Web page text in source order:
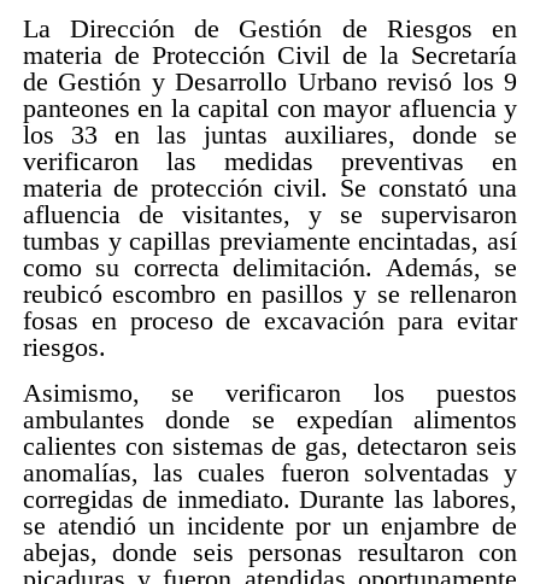
La Dirección de Gestión de Riesgos en
materia de Protección Civil de la Secretaría
de Gestión y Desarrollo Urbano revisó los 9
panteones en la capital con mayor afluencia y
los 33 en las juntas auxiliares, donde se
verificaron las medidas preventivas en
materia de protección civil. Se constató una
afluencia de visitantes, y se supervisaron
tumbas y capillas previamente encintadas, así
como su correcta delimitación. Además, se
reubicó escombro en pasillos y se rellenaron
fosas en proceso de excavación para evitar
riesgos.
Asimismo, se verificaron los puestos
ambulantes donde se expedían alimentos
calientes con sistemas de gas, detectaron seis
anomalías, las cuales fueron solventadas y
corregidas de inmediato. Durante las labores,
se atendió un incidente por un enjambre de
abejas, donde seis personas resultaron con